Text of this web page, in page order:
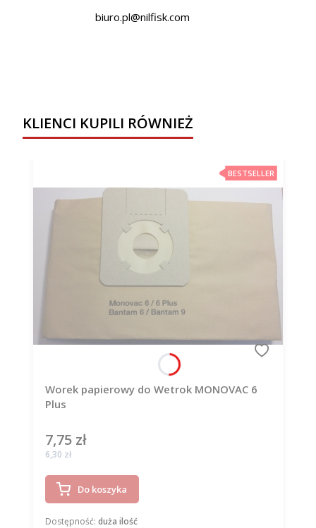
biuro.pl@nilfisk.com
KLIENCI KUPILI RÓWNIEŻ
BESTSELLER
Worek papierowy do Wetrok MONOVAC 6
Plus
Cena
7,75 zł
Cena
6,30 zł
Do koszyka
Dostępność: duża ilość